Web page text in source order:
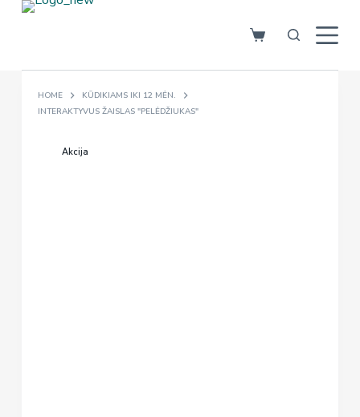
S
HOME
KŪDIKIAMS IKI 12 MĖN.
INTERAKTYVUS ŽAISLAS "PELĖDŽIUKAS"
Akcija